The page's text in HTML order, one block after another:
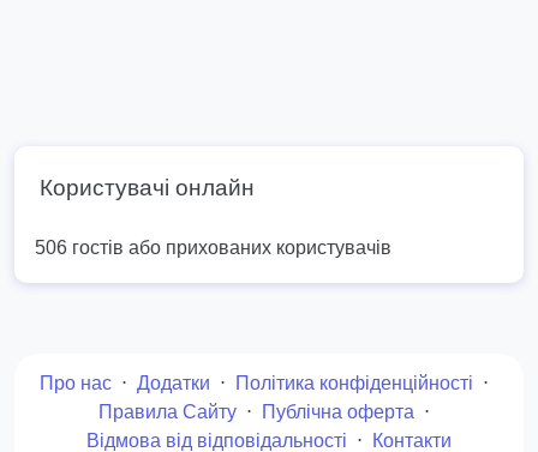
Користувачі онлайн
506 гостів або прихованих користувачів
Про нас ⋅ Додатки ⋅ Політика конфіденційності ⋅
Правила Сайту ⋅ Публічна оферта ⋅
Відмова від відповідальності ⋅ Контакти